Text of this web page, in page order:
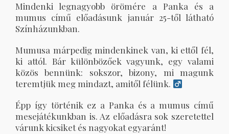
Mindenki legnagyobb örömére a Panka és a
mumus című előadásunk január 25-től látható
Színházunkban.
Mumusa márpedig mindenkinek van, ki ettől fél,
ki attól. Bár különbözőek vagyunk, egy valami
közös bennünk: sokszor, bizony, mi magunk
teremtjük meg mindazt, amitől félünk.
Épp így történik ez a Panka és a mumus című
mesejátékunkban is. Az előadásra sok szeretettel
várunk kicsiket és nagyokat egyaránt!